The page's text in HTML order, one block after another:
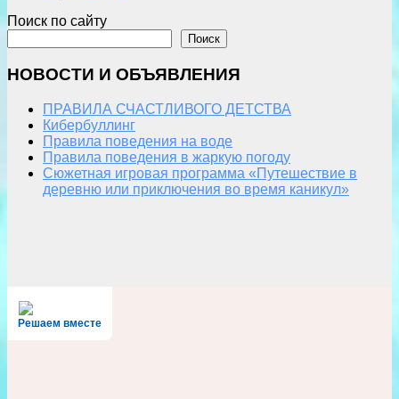
Поиск по сайту
Поиск
НОВОСТИ И ОБЪЯВЛЕНИЯ
ПРАВИЛА СЧАСТЛИВОГО ДЕТСТВА
Кибербуллинг
Правила поведения на воде
Правила поведения в жаркую погоду
Сюжетная игровая программа «Путешествие в
деревню или приключения во время каникул»
Решаем вместе